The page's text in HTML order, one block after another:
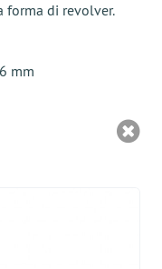
forma di revolver.
mm